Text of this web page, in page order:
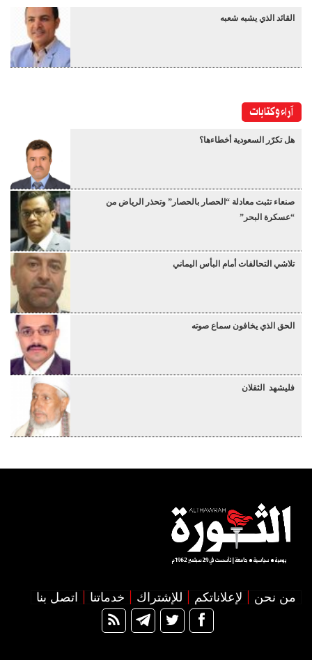
القائد الذي يشبه شعبه
آراء وكتابات
هل تكرّر السعودية أخطاءها؟
صنعاء تثبت معادلة “الحصار بالحصار” وتحذر الرياض من
“عسكرة البحر”
تلاشي التحالفات أمام البأس اليماني
الحق الذي يخافون سماع صوته
فليشهد الثقلان
من نحن لإعلاناتكم للإشتراك خدماتنا اتصل بنا